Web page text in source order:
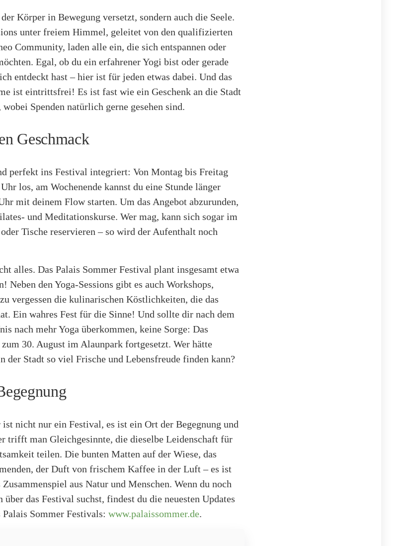
Körper in Bewegung versetzt, sondern auch die Seele.
unter freiem Himmel, geleitet von den qualifizierten
Community, laden alle ein, die sich entspannen oder
Egal, ob du ein erfahrener Yogi bist oder gerade
entdeckt hast – hier ist für jeden etwas dabei. Und das
ist eintrittsfrei! Es ist fast wie ein Geschenk an die Stadt
Spenden natürlich gerne gesehen sind.
Geschmack
perfekt ins Festival integriert: Von Montag bis Freitag
los, am Wochenende kannst du eine Stunde länger
mit deinem Flow starten. Um das Angebot abzurunden,
und Meditationskurse. Wer mag, kann sich sogar im
Tische reservieren – so wird der Aufenthalt noch
alles. Das Palais Sommer Festival plant insgesamt etwa
Neben den Yoga-Sessions gibt es auch Workshops,
vergessen die kulinarischen Köstlichkeiten, die das
Ein wahres Fest für die Sinne! Und sollte dir nach dem
nach mehr Yoga überkommen, keine Sorge: Das
30. August im Alaunpark fortgesetzt. Wer hätte
der Stadt so viel Frische und Lebensfreude finden kann?
ist nicht nur ein Festival, es ist ein Ort der Begegnung und
trifft man Gleichgesinnte, die dieselbe Leidenschaft für
teilen. Die bunten Matten auf der Wiese, das
der Duft von frischem Kaffee in der Luft – es ist
aus Natur und Menschen. Wenn du noch
das Festival suchst, findest du die neuesten Updates
Sommer Festivals: www.palaissommer.de.